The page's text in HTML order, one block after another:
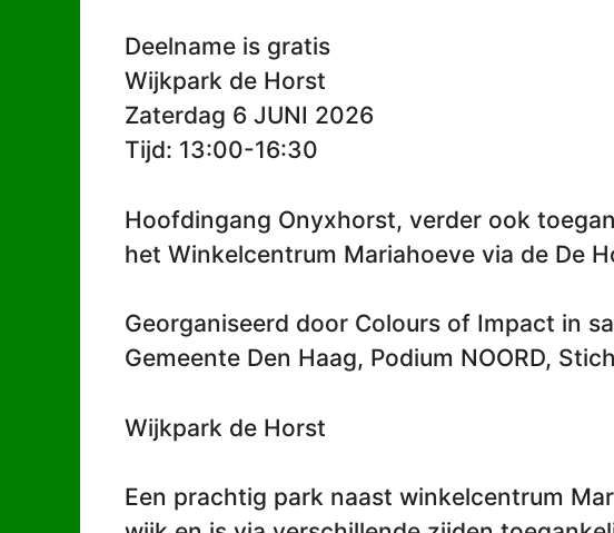
Deelname is gratis
Wijkpark de Horst
Zaterdag 6 JUNI 2026
Tijd: 13:00-16:30
Hoofdingang Onyxhorst, verder ook
het Winkelcentrum Mariahoeve via de De
Georganiseerd door Colours of Impact in
Gemeente Den Haag, Podium NOORD,
Wijkpark de Horst
Een prachtig park naast winkelcentrum